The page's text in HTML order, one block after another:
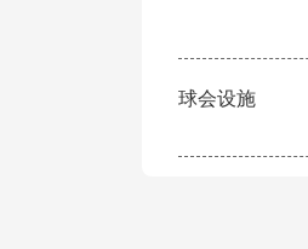
球会设施